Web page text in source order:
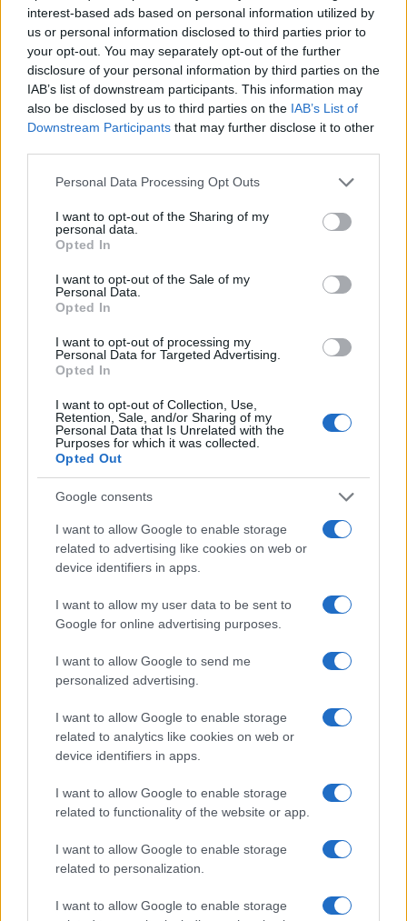
interest-based ads based on personal information utilized by
us or personal information disclosed to third parties prior to
your opt-out. You may separately opt-out of the further
disclosure of your personal information by third parties on the
IAB’s list of downstream participants. This information may
also be disclosed by us to third parties on the IAB’s List of
Downstream Participants that may further disclose it to other
Please note that this website/app uses one or more Google
not limited to your visit or usage behaviour. You may click to
grant or deny consent to Google and its third-party tags to
use your data for below specified purposes in below Google
consent section.
Personal Data Processing Opt Outs
I want to opt-out of the Sharing of my
personal data.
Opted In
I want to opt-out of the Sale of my
Personal Data.
Opted In
I want to opt-out of processing my
Personal Data for Targeted Advertising.
Opted In
I want to opt-out of Collection, Use,
Retention, Sale, and/or Sharing of my
Personal Data that Is Unrelated with the
Purposes for which it was collected.
Opted Out
Google consents
I want to allow Google to enable storage
related to advertising like cookies on web or
device identifiers in apps.
I want to allow my user data to be sent to
Google for online advertising purposes.
I want to allow Google to send me
personalized advertising.
I want to allow Google to enable storage
related to analytics like cookies on web or
device identifiers in apps.
I want to allow Google to enable storage
related to functionality of the website or app.
I want to allow Google to enable storage
related to personalization.
I want to allow Google to enable storage
Petrolio in calo: Brent a 88.9 dollari, ribassi diffusi tra le
materie prime
Andrea Innocenti · 6 Ago 2026
NEWS
Petrolio in calo: Brent a 91,82$, ribassi a due cifre per greggio